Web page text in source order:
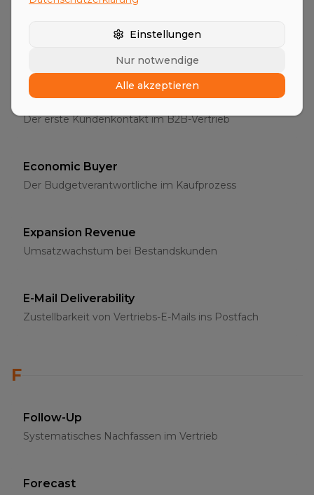
Die richtigen Ansprechpartner im B2B-Vertrieb
Erstgespräch
Der erste Kundenkontakt im B2B-Vertrieb
Economic Buyer
Der Budgetverantwortliche im Kaufprozess
Expansion Revenue
Umsatzwachstum bei Bestandskunden
E-Mail Deliverability
Zustellbarkeit von Vertriebs-E-Mails ins Postfach
F
Follow-Up
Systematisches Nachfassen im Vertrieb
Forecast
Einstellungen
Nur notwendige
Alle akzeptieren